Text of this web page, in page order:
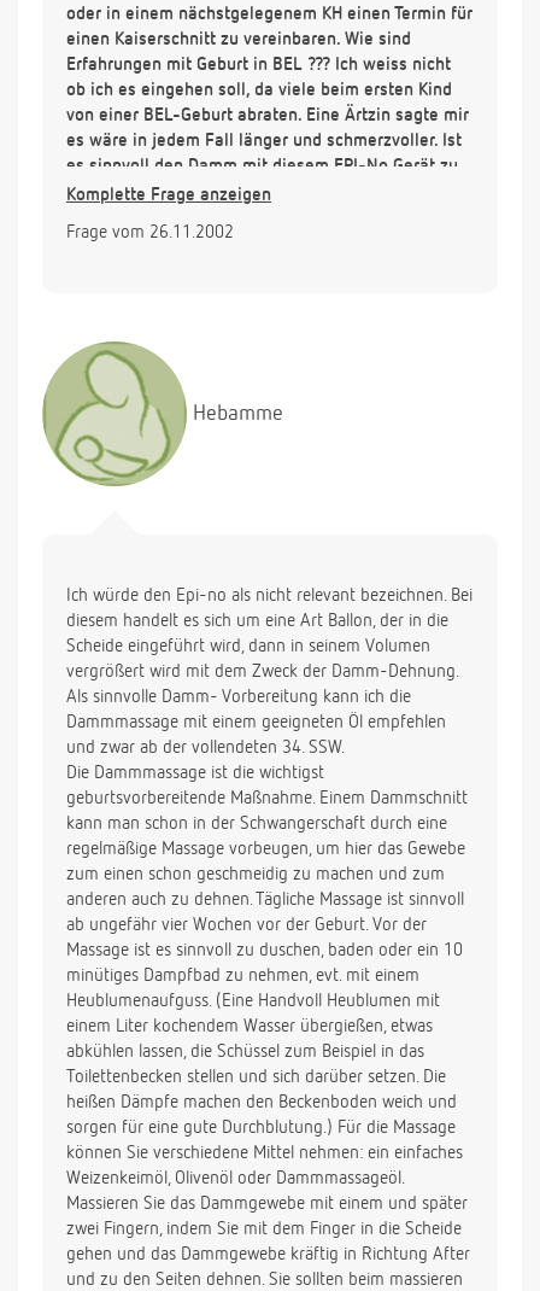
oder in einem nächstgelegenem KH einen Termin für
einen Kaiserschnitt zu vereinbaren. Wie sind
Erfahrungen mit Geburt in BEL ??? Ich weiss nicht
ob ich es eingehen soll, da viele beim ersten Kind
von einer BEL-Geburt abraten. Eine Ärtzin sagte mir
es wäre in jedem Fall länger und schmerzvoller. Ist
es sinnvoll den Damm mit diesem EPI-No Gerät zu
trainieren ??? Bitte schnelle Antwort, da ich mich
Gruss
Komplette Frage anzeigen
Frage vom 26.11.2002
Hebamme
Ich würde den Epi-no als nicht relevant bezeichnen. Bei
diesem handelt es sich um eine Art Ballon, der in die
Scheide eingeführt wird, dann in seinem Volumen
vergrößert wird mit dem Zweck der Damm-Dehnung.
Als sinnvolle Damm- Vorbereitung kann ich die
Dammmassage mit einem geeigneten Öl empfehlen
und zwar ab der vollendeten 34. SSW.
Die Dammmassage ist die wichtigst
geburtsvorbereitende Maßnahme. Einem Dammschnitt
kann man schon in der Schwangerschaft durch eine
regelmäßige Massage vorbeugen, um hier das Gewebe
zum einen schon geschmeidig zu machen und zum
anderen auch zu dehnen. Tägliche Massage ist sinnvoll
ab ungefähr vier Wochen vor der Geburt. Vor der
Massage ist es sinnvoll zu duschen, baden oder ein 10
minütiges Dampfbad zu nehmen, evt. mit einem
Heublumenaufguss. (Eine Handvoll Heublumen mit
einem Liter kochendem Wasser übergießen, etwas
abkühlen lassen, die Schüssel zum Beispiel in das
Toilettenbecken stellen und sich darüber setzen. Die
heißen Dämpfe machen den Beckenboden weich und
sorgen für eine gute Durchblutung.) Für die Massage
können Sie verschiedene Mittel nehmen: ein einfaches
Weizenkeimöl, Olivenöl oder Dammmassageöl.
Massieren Sie das Dammgewebe mit einem und später
zwei Fingern, indem Sie mit dem Finger in die Scheide
gehen und das Dammgewebe kräftig in Richtung After
und zu den Seiten dehnen. Sie sollten beim massieren